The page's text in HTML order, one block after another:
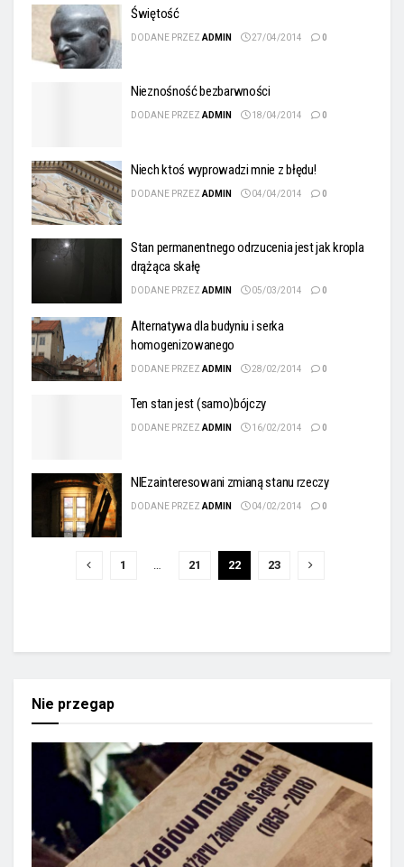
Świętość
DODANE PRZEZ ADMIN 27/04/2014 0
Nieznośność bezbarwności
DODANE PRZEZ ADMIN 18/04/2014 0
Niech ktoś wyprowadzi mnie z błędu!
DODANE PRZEZ ADMIN 04/04/2014 0
Stan permanentnego odrzucenia jest jak kropla
drążąca skałę
DODANE PRZEZ ADMIN 05/03/2014 0
Alternatywa dla budyniu i serka
homogenizowanego
DODANE PRZEZ ADMIN 28/02/2014 0
Ten stan jest (samo)bójczy
DODANE PRZEZ ADMIN 16/02/2014 0
NIEzainteresowani zmianą stanu rzeczy
DODANE PRZEZ ADMIN 04/02/2014 0
1 … 21 22 23
Nie przegap